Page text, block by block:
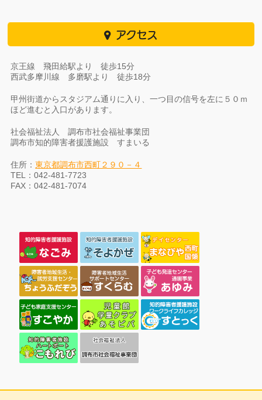
アクセス
京王線 飛田給駅より 徒歩15分
西武多摩川線 多磨駅より 徒歩18分
甲州街道からスタジアム通りに入り、一つ目の信号を左に５０ｍ
ほど進むと入口があります。
社会福祉法人 調布市社会福祉事業団
調布市知的障害者援護施設 すまいる
住所：東京都調布市西町２９０－４
TEL：042-481-7723
FAX：042-481-7074